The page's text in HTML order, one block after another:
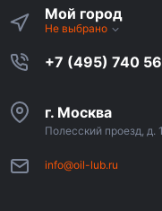
Мой город
Не выбрано
+7 (495) 740
г. Москва
Полесский проезд, д.
info@oil-lub.ru